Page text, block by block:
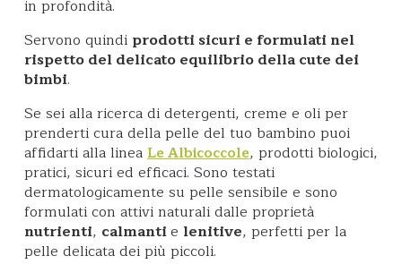
in profondità.
Servono quindi prodotti sicuri e formulati nel
rispetto del delicato equilibrio della cute dei
bimbi.
Se sei alla ricerca di detergenti, creme e oli per
prenderti cura della pelle del tuo bambino puoi
affidarti alla linea Le Albicoccole, prodotti biologici,
pratici, sicuri ed efficaci. Sono testati
dermatologicamente su pelle sensibile e sono
formulati con attivi naturali dalle proprietà
nutrienti, calmantie lenitive, perfetti per la
pelle delicata dei più piccoli.